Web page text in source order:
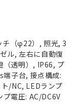
チ（φ22）, 照光, 3
ル, 左右に自動復
（透明）, IP66, プ
端子台, 接点構成:
/NC, LEDランプ
プ電圧: AC/DC6V